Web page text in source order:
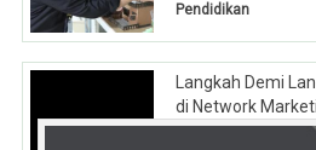
Pendidikan
Langkah Demi
di Network